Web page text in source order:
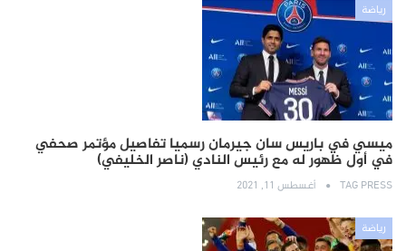
رياضة
ميسي في باريس سان جيرمان رسميا تفاصيل مؤتمر صحفي
في أول ظهور له مع رئيس النادي (ناصر الخليفي)
TAG PRESS أغسطس 11, 2021
رياضة